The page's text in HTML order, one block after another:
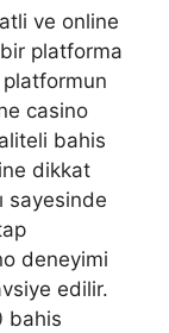
ve online
bir platforma
platformun
casino
bahis
dikkat
sayesinde
deneyimi
edilir.
bahis